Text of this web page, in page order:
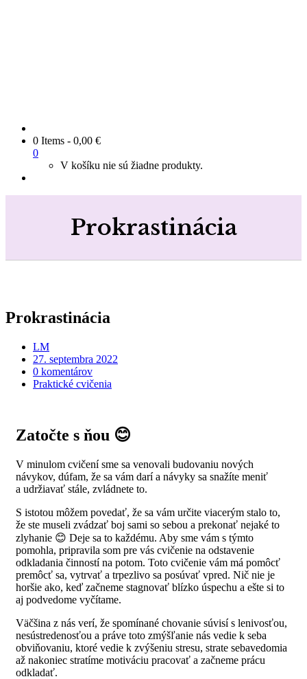
0 Items - 0,00 €
0
V košíku nie sú žiadne produkty.
Prokrastinácia
Prokrastinácia
LM
27. septembra 2022
0 komentárov
Praktické cvičenia
Zatočte s ňou 😊
V minulom cvičení sme sa venovali budovaniu nových
návykov, dúfam, že sa vám darí a návyky sa snažíte meniť
a udržiavať stále, zvládnete to.
S istotou môžem povedať, že sa vám určite viacerým stalo to,
že ste museli zvádzať boj sami so sebou a prekonať nejaké to
zlyhanie 😊 Deje sa to každému. Aby sme vám s týmto
pomohla, pripravila som pre vás cvičenie na odstavenie
odkladania činností na potom. Toto cvičenie vám má pomôcť
premôcť sa, vytrvať a trpezlivo sa posúvať vpred. Nič nie je
horšie ako, keď začneme stagnovať blízko úspechu a ešte si to
aj podvedome vyčítame.
Väčšina z nás verí, že spomínané chovanie súvisí s lenivosťou,
nesústredenosťou a práve toto zmýšľanie nás vedie k seba
obviňovaniu, ktoré vedie k zvýšeniu stresu, strate sebavedomia
až nakoniec stratíme motiváciu pracovať a začneme prácu
odkladať.